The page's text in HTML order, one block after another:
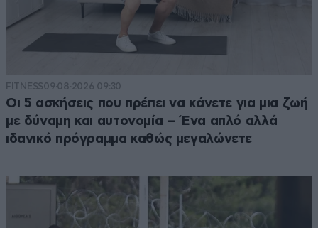
FITNESS09·08·2026 09:30
Οι 5 ασκήσεις που πρέπει να κάνετε για μια ζωή
με δύναμη και αυτονομία – Ένα απλό αλλά
ιδανικό πρόγραμμα καθώς μεγαλώνετε